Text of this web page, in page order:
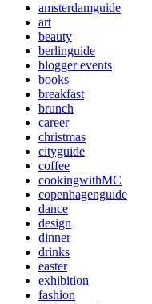
amsterdamguide
art
beauty
berlinguide
blogger events
books
breakfast
brunch
career
christmas
cityguide
coffee
cookingwithMC
copenhagenguide
dance
design
dinner
drinks
easter
exhibition
fashion